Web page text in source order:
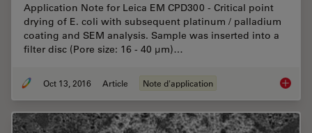
Application Note for Leica EM CPD300 - Critical point
drying of E. coli with subsequent platinum / palladium
coating and SEM analysis. Sample was inserted into a
filter disc (Pore size: 16 - 40 μm)…
Oct 13, 2016 Article Note d'application